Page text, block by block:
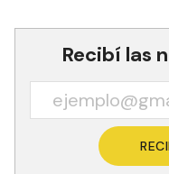
Recibí las